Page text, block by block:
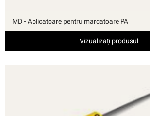
MD - Aplicatoare pentru marcatoare PA
Vizualizați produsul